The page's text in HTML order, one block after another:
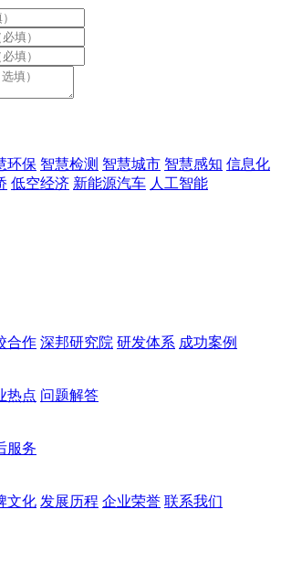
环保 智慧检测 智慧城市 智慧感知 信息化
低空经济 新能源汽车 人工智能
合作 深邦研究院 研发体系 成功案例
热点 问题解答
服务
文化 发展历程 企业荣誉 联系我们